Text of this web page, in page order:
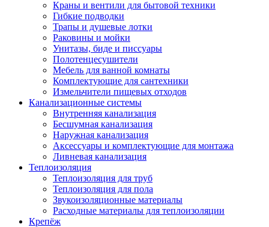
Краны и вентили для бытовой техники
Гибкие подводки
Трапы и душевые лотки
Раковины и мойки
Унитазы, биде и писсуары
Полотенцесушители
Мебель для ванной комнаты
Комплектующие для сантехники
Измельчители пищевых отходов
Канализационные системы
Внутренняя канализация
Бесшумная канализация
Наружная канализация
Аксессуары и комплектующие для монтажа
Ливневая канализация
Теплоизоляция
Теплоизоляция для труб
Теплоизоляция для пола
Звукоизоляционные материалы
Расходные материалы для теплоизоляции
Крепёж